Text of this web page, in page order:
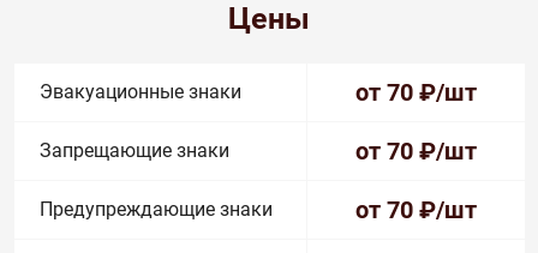
Цены
Эвакуационные знаки от 70 ₽/шт
Запрещающие знаки от 70 ₽/шт
Предупреждающие знаки от 70 ₽/шт